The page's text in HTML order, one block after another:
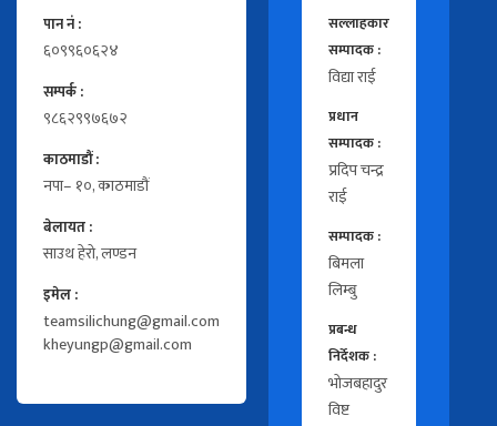
पान नं :
६०९९६०६२४
सम्पर्क :
९८६२९९७६७२
काठमाडौं :
नपा– १०, काठमाडौं
बेलायत :
साउथ हेरो, लण्डन
इमेल :
teamsilichung@gmail.com
kheyungp@gmail.com
सल्लाहकार
सम्पादक :
विद्या राई
प्रधान
सम्पादक :
प्रदिप चन्द्र
राई
सम्पादक :
बिमला
लिम्बु
प्रबन्ध
निर्देशक :
भोजबहादुर
विष्ट